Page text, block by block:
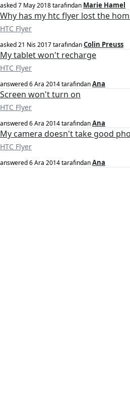
asked7 May 2018tarafından Marie Hamel
Why has my htc flyer lost the
HTC Flyer
asked21 Nis 2017tarafındanColin Preuss
My tablet won't recharge
HTC Flyer
answered6 Ara 2014tarafındanAna
Screen won't turn on
HTC Flyer
answered6 Ara 2014tarafındanAna
My camera doesn't take good
HTC Flyer
answered6 Ara 2014tarafındanAna